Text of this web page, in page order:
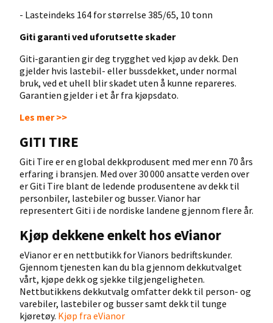
- Lasteindeks 164 for størrelse 385/65, 10 tonn
Giti garanti ved uforutsette skader
Giti-garantien gir deg trygghet ved kjøp av dekk. Den
gjelder hvis lastebil- eller bussdekket, under normal
bruk, ved et uhell blir skadet uten å kunne repareres.
Garantien gjelder i et år fra kjøpsdato.
Les mer >>
GITI TIRE
Giti Tire er en global dekkprodusent med mer enn 70 års
erfaring i bransjen. Med over 30 000 ansatte verden over
er Giti Tire blant de ledende produsentene av dekk til
personbiler, lastebiler og busser. Vianor har
representert Giti i de nordiske landene gjennom flere år.
Kjøp dekkene enkelt hos eVianor
eVianor er en nettbutikk for Vianors bedriftskunder.
Gjennom tjenesten kan du bla gjennom dekkutvalget
vårt, kjøpe dekk og sjekke tilgjengeligheten.
Nettbutikkens dekkutvalg omfatter dekk til person- og
varebiler, lastebiler og busser samt dekk til tunge
kjøretøy. Kjøp fra eVianor